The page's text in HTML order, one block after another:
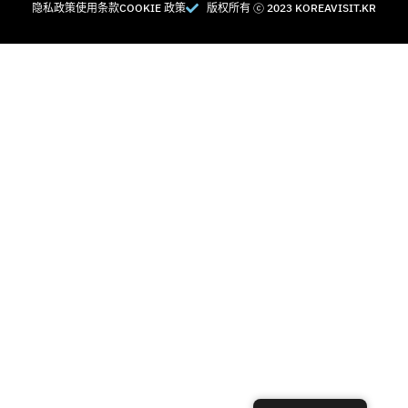
隐私政策使用条款COOKIE 政策 版权所有 Ⓒ 2023 KOREAVISIT.KR